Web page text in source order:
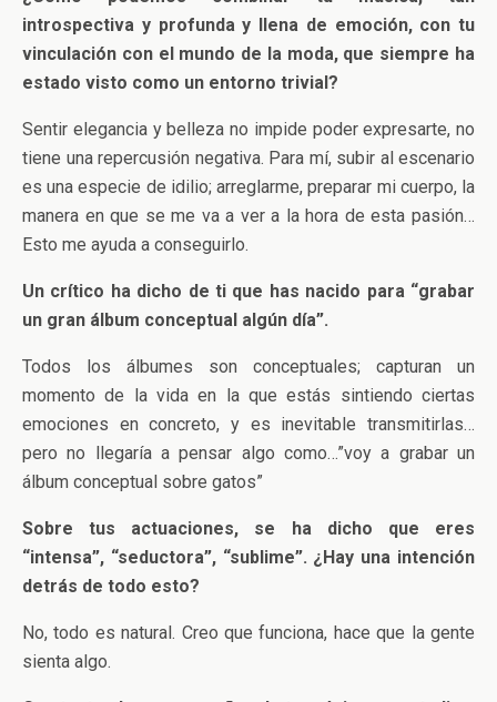
introspectiva y profunda y llena de emoción, con tu
vinculación con el mundo de la moda, que siempre ha
estado visto como un entorno trivial?
Sentir elegancia y belleza no impide poder expresarte, no
tiene una repercusión negativa. Para mí, subir al escenario
es una especie de idilio; arreglarme, preparar mi cuerpo, la
manera en que se me va a ver a la hora de esta pasión…
Esto me ayuda a conseguirlo.
Un crítico ha dicho de ti que has nacido para “grabar
un gran álbum conceptual algún día”.
Todos los álbumes son conceptuales; capturan un
momento de la vida en la que estás sintiendo ciertas
emociones en concreto, y es inevitable transmitirlas…
pero no llegaría a pensar algo como…”voy a grabar un
álbum conceptual sobre gatos”
Sobre tus actuaciones, se ha dicho que eres
“intensa”, “seductora”, “sublime”. ¿Hay una intención
detrás de todo esto?
No, todo es natural. Creo que funciona, hace que la gente
sienta algo.